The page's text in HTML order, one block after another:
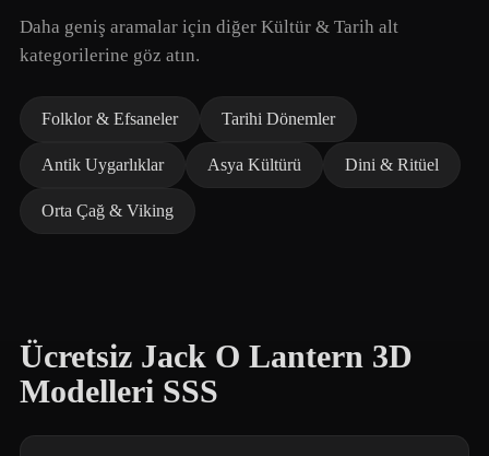
Daha geniş aramalar için diğer Kültür & Tarih alt
kategorilerine göz atın.
Folklor & Efsaneler Tarihi Dönemler
Antik Uygarlıklar Asya Kültürü Dini & Ritüel
Orta Çağ & Viking
Ücretsiz Jack O Lantern 3D
Modelleri SSS